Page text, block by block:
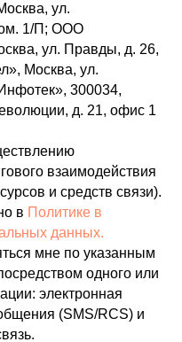
ул.
1/П; ООО
ул. Правды, д. 26,
Москва, ул.
300034,
д. 21, офис 1
взаимодействия
и средств связи).
в Политике в
данных.
мне по указанным
одного или
электронная
(SMS/RCS) и